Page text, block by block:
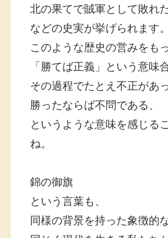
北の果てで賊軍として敗れ
などの史実が挙げられます。
このような歴史の営みをもっ
「勝てば正義」という意味
その過程でたとえ不正があ
勝ったならば不問である、
というような意味を感じる
ね。
錦の御旗
という言葉も、
同様の背景を持った象徴的